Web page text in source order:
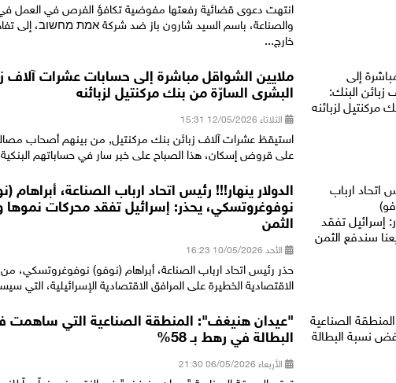
انتهت دعوى قضائية رفعتها مفوضية تكافؤ الفرص في العمل في
والصناعة، باسم السيد شارون باز ضد شركة אמת מחשוב، إلى
خارج...
ملايين الشواقل مباشرة إلى حسابات عشرات آلاف
البشرى السارّة من بنك مركنتيل لزبائنه
الثلاثاء 12/05/2026 15:31
استيقظ عشرات آلاف زبائن بنك مركنتيل, من بينهم أصحاب
على قروض إسكان، هذا الصباح على خبر سار في حساباتهم البنكية
الدولار ينهار!!! رئيس اتحاد ارباب الصناعة، أبراهام
نوفوغروتسكي، يحذر: إسرائيل تفقد محركات
الثمن
الأحد 10/05/2026 16:23
حذر رئيس اتحاد ارباب الصناعة، أبراهام (نوفو) نوفوغروتسكي، من
الاقتصادية الخطيرة على المرافق الاقتصادية الإسرائيلية، التي
"عيدان هنيغف": المنطقة الصناعية التي
البطالة في رهط بـ 58%
الأربعاء 06/05/2026 21:30